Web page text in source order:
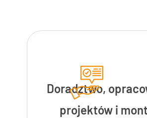
Doradztwo,
projektów i